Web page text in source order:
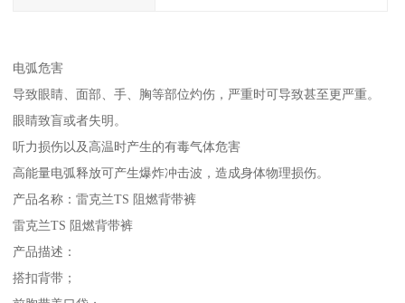
电弧危害
导致眼睛、面部、手、胸等部位灼伤，严重时可导致甚至更严重。
眼睛致盲或者失明。
听力损伤以及高温时产生的有毒气体危害
高能量电弧释放可产生爆炸冲击波，造成身体物理损伤。
产品名称：雷克兰TS 阻燃背带裤
雷克兰TS 阻燃背带裤
产品描述：
搭扣背带；